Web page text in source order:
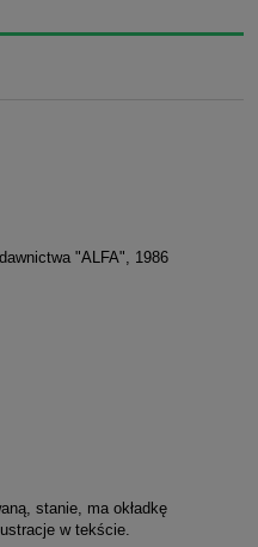
"ALFA", 1986
stanie, ma okładkę
w tekście.